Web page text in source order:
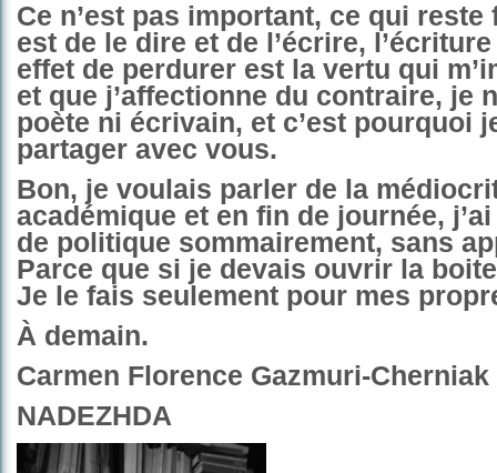
Ce n’est pas important, ce qui reste
est de le dire et de l’écrire,
effet de perdurer est la vertu qui
et que j’affectionne du contraire, je
poète ni écrivain, et c’est pourquoi
partager avec vous.
Bon, je voulais parler de la
académique et en fin de journée,
de politique sommairement, sans
Parce que si je devais ouvrir la
Je le fais seulement pour mes
À demain.
Carmen Florence Gazmuri-Cherniak
NADEZHDA